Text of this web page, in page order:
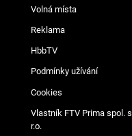
Volná místa
Reklama
HbbTV
Podmínky užívání
Cookies
Vlastník FTV Prima spol. s
r.o.